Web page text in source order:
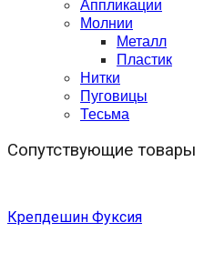
Аппликации
Молнии
Металл
Пластик
Нитки
Пуговицы
Тесьма
Сопутствующие товары
Крепдешин Фуксия